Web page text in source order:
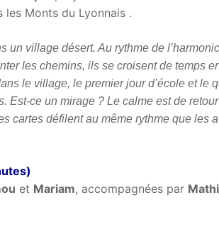
les Monts du Lyonnais .
un village désert. Au rythme de
les chemins, ils se croisent de temps
le village, le premier jour d’école et le
Est-ce un mirage ? Le calme est de
cartes défilent au même rythme que les
et Mariam, accompagnées par